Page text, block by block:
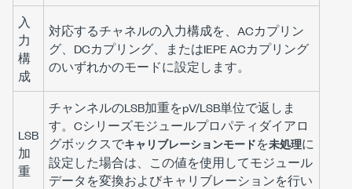
入
力
構
成
対応するチャネルの入力構成を、ACカプリン
グ、DCカプリング、またはIEPE ACカプリング
のいずれかのモードに設定します。
LSB
加
重
チャンネルのLSB加重をpV/LSB単位で返しま
す。 Cシリーズモジュールプロパティ ダイアロ
グボックスでキャリブレーションモードを未処理に
設定した場合は、この値を使用してモジュール
データを変換およびキャリブレーションを行い